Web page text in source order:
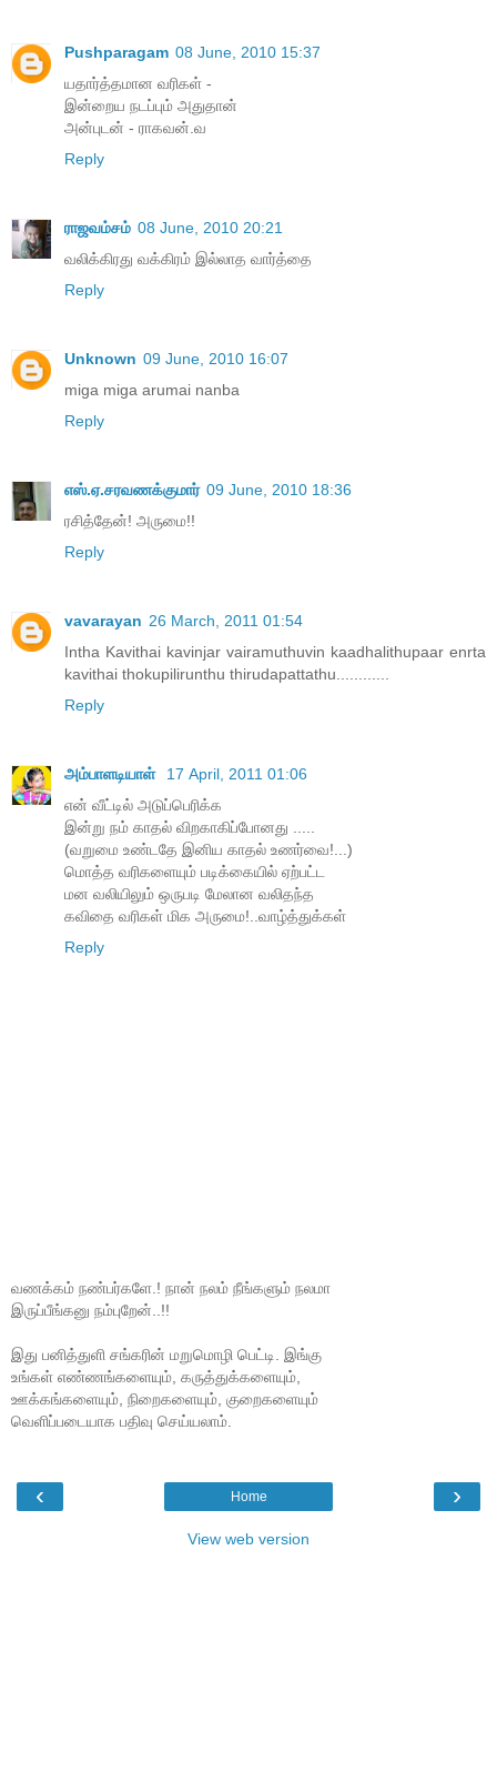
Pushparagam 08 June, 2010 15:37
யதார்த்தமான வரிகள் -
இன்றைய நடப்பும் அதுதான்
அன்புடன் - ராகவன்.வ
Reply
ராஜவம்சம் 08 June, 2010 20:21
வலிக்கிரது வக்கிரம் இல்லாத வார்த்தை
Reply
Unknown 09 June, 2010 16:07
miga miga arumai nanba
Reply
எஸ்.ஏ.சரவணக்குமார் 09 June, 2010 18:36
ரசித்தேன்! அருமை!!
Reply
vavarayan 26 March, 2011 01:54
Intha Kavithai kavinjar vairamuthuvin kaadhalithupaar enrta
kavithai thokupilirunthu thirudapattathu............
Reply
அம்பாளடியாள்
17 April, 2011 01:06
என் வீட்டில் அடுப்பெரிக்க
இன்று நம் காதல் விறகாகிப்போனது .....
(வறுமை உண்டதே இனிய காதல் உணர்வை!...)
மொத்த வரிகளையும் படிக்கையில் ஏற்பட்ட
மன வலியிலும் ஒருபடி மேலான வலிதந்த
கவிதை வரிகள் மிக அருமை!..வாழ்த்துக்கள்
Reply
வணக்கம் நண்பர்களே.! நான் நலம் நீங்களும் நலமா
இருப்பீங்கனு நம்புறேன்..!!
இது பனித்துளி சங்கரின் மறுமொழி பெட்டி. இங்கு
உங்கள் எண்ணங்களையும், கருத்துக்களையும்,
ஊக்கங்களையும், நிறைகளையும், குறைகளையும்
வெளிப்படையாக பதிவு செய்யலாம்.
‹ ›
Home
View web version